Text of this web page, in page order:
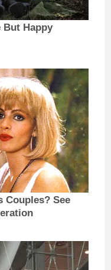
But Happy
Couples? See